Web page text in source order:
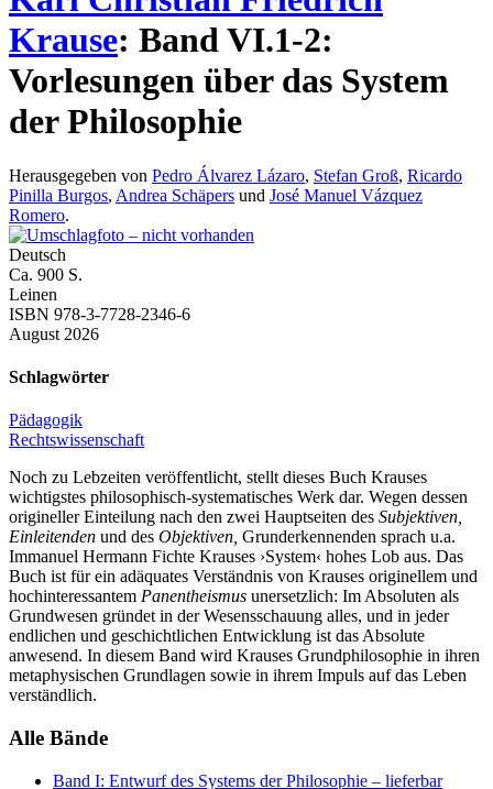
Krause: Band VI.1-2:
Vorlesungen über das System
der Philosophie
Herausgegeben von Pedro Álvarez Lázaro, Stefan Groß, Ricardo
Pinilla Burgos, Andrea Schäpers und José Manuel Vázquez
Romero.
Deutsch
Ca. 900 S.
Leinen
ISBN 978-3-7728-2346-6
August 2026
Schlagwörter
Pädagogik
Rechtswissenschaft
Noch zu Lebzeiten veröffentlicht, stellt dieses Buch Krauses
wichtigstes philosophisch-systematisches Werk dar. Wegen dessen
origineller Einteilung nach den zwei Hauptseiten des Subjektiven,
Einleitenden und des Objektiven, Grunderkennenden sprach u.a.
Immanuel Hermann Fichte Krauses ›System‹ hohes Lob aus. Das
Buch ist für ein adäquates Verständnis von Krauses originellem und
hochinteressantem Panentheismus unersetzlich: Im Absoluten als
Grundwesen gründet in der Wesensschauung alles, und in jeder
endlichen und geschichtlichen Entwicklung ist das Absolute
anwesend. In diesem Band wird Krauses Grundphilosophie in ihren
metaphysischen Grundlagen sowie in ihrem Impuls auf das Leben
verständlich.
Alle Bände
Band I: Entwurf des Systems der Philosophie – lieferbar